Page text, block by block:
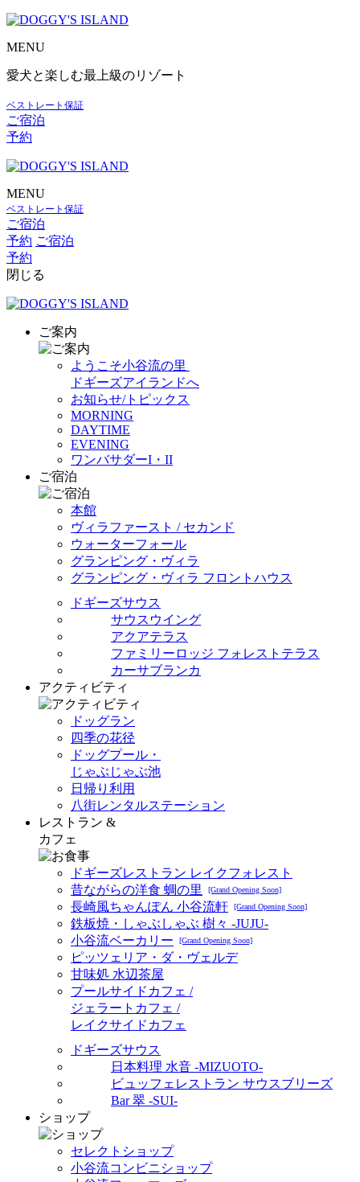
MENU
愛犬と楽しむ最上級のリゾート
ベストレート保証
ご宿泊
予約
MENU
ベストレート保証
ご宿泊
予約 ご宿泊
予約
閉じる
ご案内
ようこそ小谷流の里
ドギーズアイランドへ
お知らせ/トピックス
MORNING
DAYTIME
EVENING
ワンバサダーI・II
ご宿泊
本館
ヴィラファースト / セカンド
ウォーターフォール
グランピング・ヴィラ
グランピング・ヴィラ フロントハウス
ドギーズサウス
サウスウイング
アクアテラス
ファミリーロッジ フォレストテラス
カーサブランカ
アクティビティ
ドッグラン
四季の花径
ドッグプール・
じゃぶじゃぶ池
日帰り利用
八街レンタルステーション
レストラン &
カフェ
ドギーズレストラン レイクフォレスト
昔ながらの洋食 蜩の里
[Grand Opening Soon]
長崎風ちゃんぽん 小谷流軒 [Grand Opening Soon]
鉄板焼・しゃぶしゃぶ 樹々 -JUJU-
小谷流ベーカリー
[Grand Opening Soon]
ピッツェリア・ダ・ヴェルデ
甘味処 水辺茶屋
プールサイドカフェ /
ジェラートカフェ /
レイクサイドカフェ
ドギーズサウス
日本料理 水音 -MIZUOTO-
ビュッフェレストラン サウスブリーズ
Bar 翠 -SUI-
ショップ
セレクトショップ
小谷流コンビニショップ